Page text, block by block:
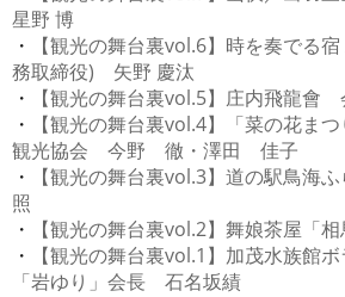
星野 博
・
【観光の舞台裏vol.6】時を奏でる
務取締役) 矢野 慶汰
・
【観光の舞台裏vol.5】庄内飛龍
・
【観光の舞台裏vol.4】「菜の花ま
観光協会 今野 徹・澤田 佳子
・
【観光の舞台裏vol.3】道の駅鳥海
照
・
【観光の舞台裏vol.2】舞娘茶屋「
・
【観光の舞台裏vol.1】加茂水族館
「岩ゆり」会長 石名坂績